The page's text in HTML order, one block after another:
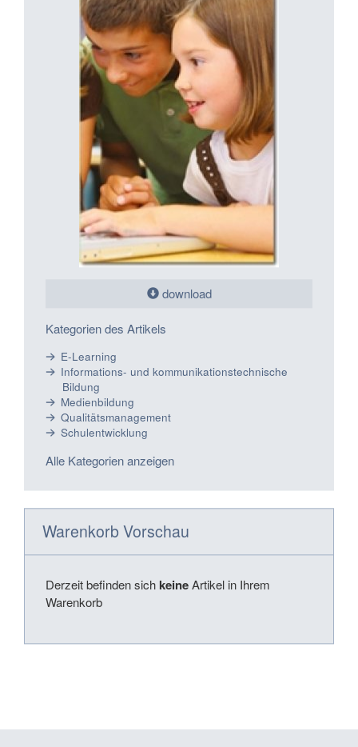
download
Kategorien des Artikels
E-Learning
Informations- und kommunikationstechnische
Bildung
Medienbildung
Qualitätsmanagement
Schulentwicklung
Alle Kategorien anzeigen
Warenkorb Vorschau
Derzeit befinden sich keineArtikel in Ihrem
Warenkorb